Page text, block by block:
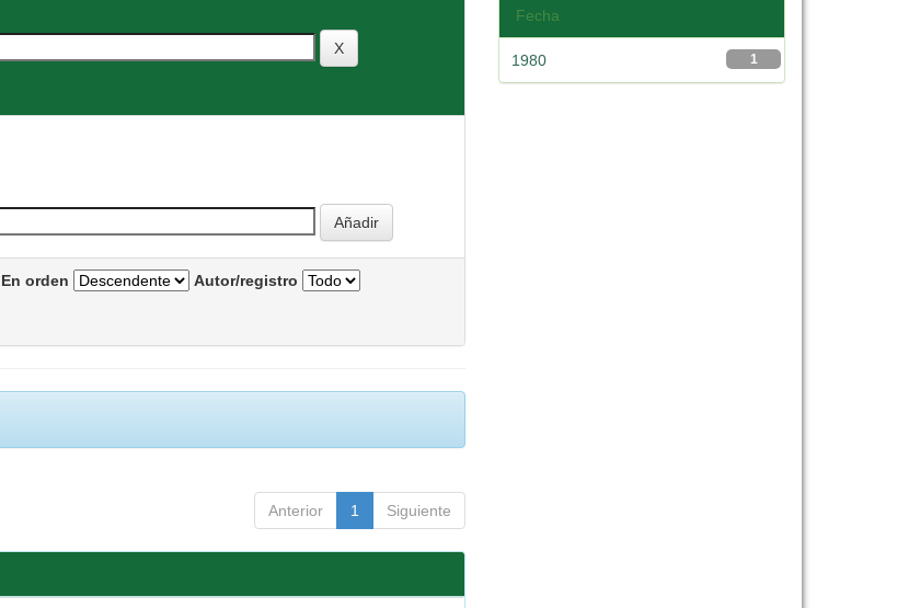
En orden Autor/registro
Anterior 1 Siguiente
Fecha
1
1980